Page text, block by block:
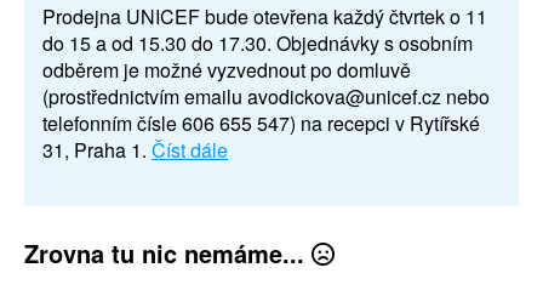
Prodejna UNICEF bude otevřena každý čtvrtek o 11
do 15 a od 15.30 do 17.30. Objednávky s osobním
odběrem je možné vyzvednout po domluvě
(prostřednictvím emailu avodickova@unicef.cz nebo
telefonním čísle 606 655 547) na recepci v Rytířské
31, Praha 1. Číst dále
Zrovna tu nic nemáme...